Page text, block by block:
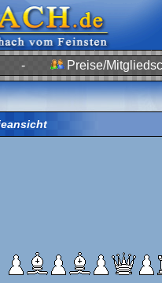
- Preise/